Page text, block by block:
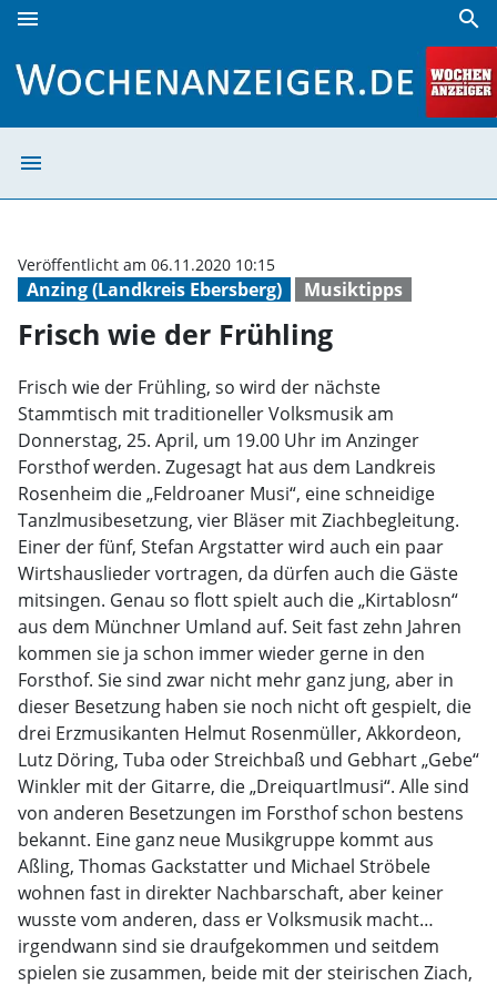
menu search
menu
Anzing (Landkreis Ebersberg) Musiktipps
Veröffentlicht am 06.11.2020 10:15
Frisch wie der Frühling
Frisch wie der Frühling, so wird der nächste
Stammtisch mit traditioneller Volksmusik am
Donnerstag, 25. April, um 19.00 Uhr im Anzinger
Forsthof werden. Zugesagt hat aus dem Landkreis
Rosenheim die „Feldroaner Musi“, eine schneidige
Tanzlmusibesetzung, vier Bläser mit Ziachbegleitung.
Einer der fünf, Stefan Argstatter wird auch ein paar
Wirtshauslieder vortragen, da dürfen auch die Gäste
mitsingen. Genau so flott spielt auch die „Kirtablosn“
aus dem Münchner Umland auf. Seit fast zehn Jahren
kommen sie ja schon immer wieder gerne in den
Forsthof. Sie sind zwar nicht mehr ganz jung, aber in
dieser Besetzung haben sie noch nicht oft gespielt, die
drei Erzmusikanten Helmut Rosenmüller, Akkordeon,
Lutz Döring, Tuba oder Streichbaß und Gebhart „Gebe“
Winkler mit der Gitarre, die „Dreiquartlmusi“. Alle sind
von anderen Besetzungen im Forsthof schon bestens
bekannt. Eine ganz neue Musikgruppe kommt aus
Aßling, Thomas Gackstatter und Michael Ströbele
wohnen fast in direkter Nachbarschaft, aber keiner
wusste vom anderen, dass er Volksmusik macht…
irgendwann sind sie draufgekommen und seitdem
spielen sie zusammen, beide mit der steirischen Ziach,